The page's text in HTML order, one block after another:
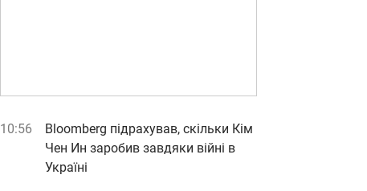
10:56
Bloomberg підрахував, скільки Кім
Чен Ин заробив завдяки війні в
Україні